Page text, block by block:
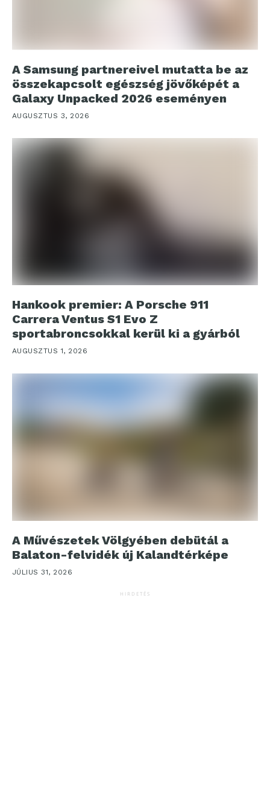
A Samsung partnereivel mutatta be az
összekapcsolt egészség jövőképét a
Galaxy Unpacked 2026 eseményen
AUGUSZTUS 3, 2026
Hankook premier: A Porsche 911
Carrera Ventus S1 Evo Z
sportabroncsokkal kerül ki a gyárból
AUGUSZTUS 1, 2026
A Művészetek Völgyében debütál a
Balaton-felvidék új Kalandtérképe
JÚLIUS 31, 2026
HIRDETÉS